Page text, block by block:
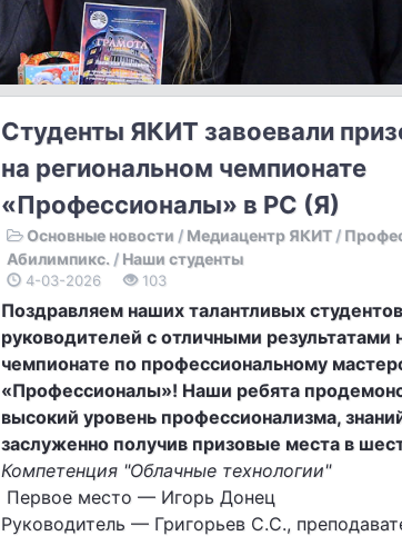
Студенты ЯКИТ завоевали
на региональном чемпионате
«Профессионалы» в РС (Я)
Основные новости / Медиацентр ЯКИТ /
Абилимпикс. / Наши студенты
4-03-2026 103
Поздравляем наших талантливых
руководителей с отличными результатами
чемпионате по профессиональному
«Профессионалы»! Наши ребята
высокий уровень профессионализма,
заслуженно получив призовые места в
Компетенция "Облачные технологии"
Первое место — Игорь Донец
Руководитель — Григорьев С.С.,